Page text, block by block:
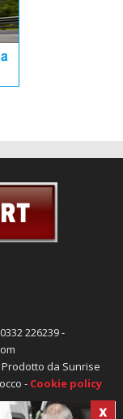
X
226239 -
Prodotto da Sunrise
- Cookie policy